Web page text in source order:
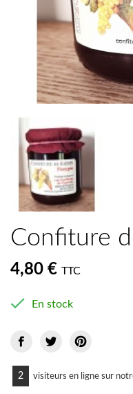
Confiture
4,80 € TTC
 En stock
2 visiteurs en ligne sur